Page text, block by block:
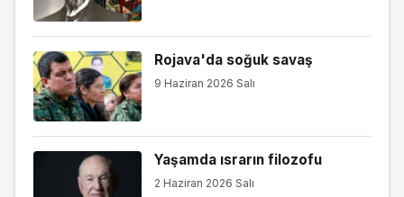
Rojava'da soğuk savaş
9 Haziran 2026 Salı
Yaşamda ısrarın filozofu
2 Haziran 2026 Salı